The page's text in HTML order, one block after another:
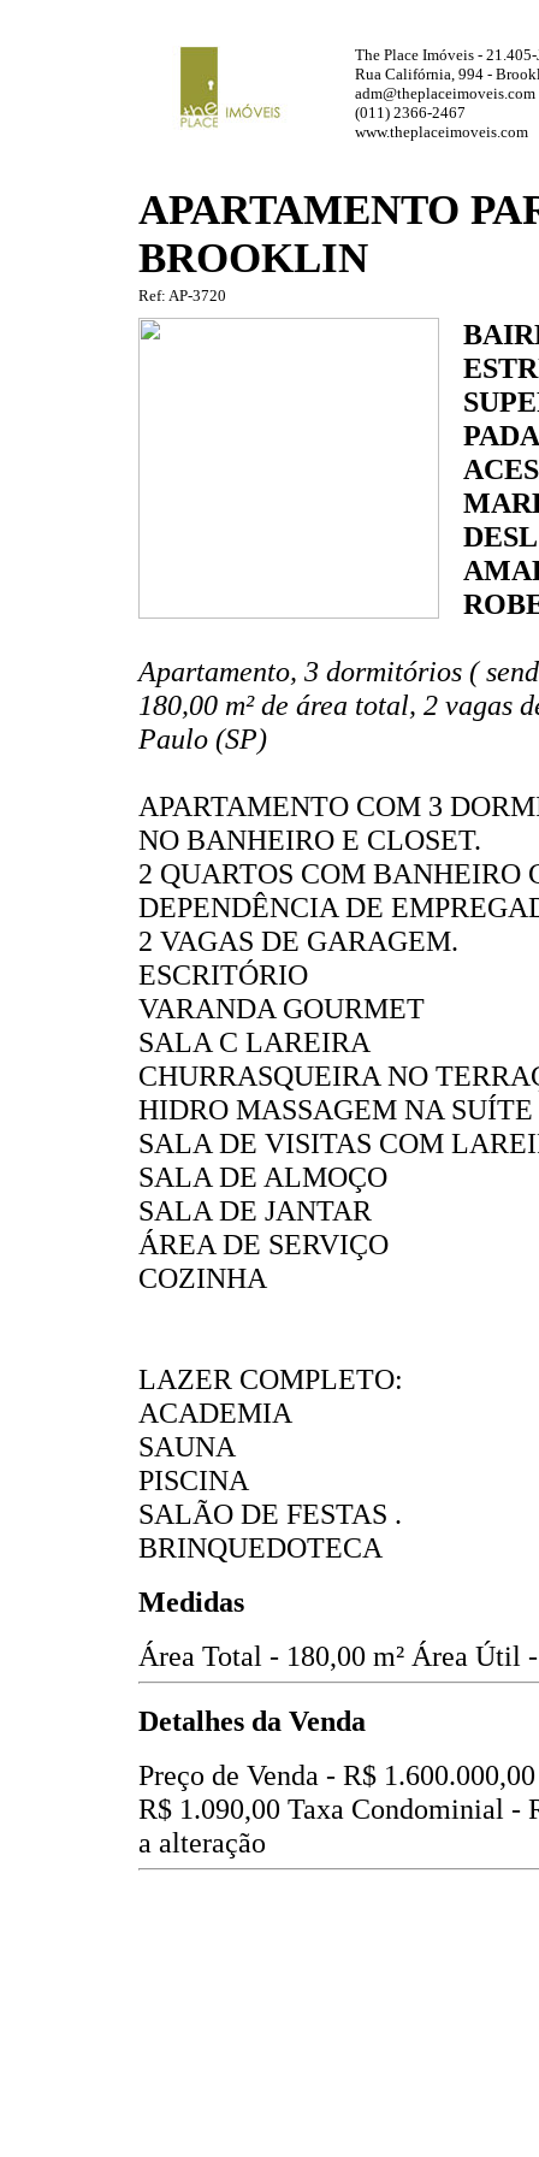
The Place Imóveis - 21.405-
Rua Califórnia, 994 -
adm@theplaceimoveis.com
(011) 2366-2467
www.theplaceimoveis.com
APARTAMENTO
BROOKLIN
Ref: AP-3720
Apartamento, 3 dormitórios (
180,00 m² de área total, 2 vagas
Paulo (SP)
APARTAMENTO COM 3
NO BANHEIRO E CLOSET.
2 QUARTOS COM BANHEIRO
DEPENDÊNCIA DE
2 VAGAS DE GARAGEM.
ESCRITÓRIO
VARANDA GOURMET
SALA C LAREIRA
CHURRASQUEIRA NO
HIDRO MASSAGEM NA
SALA DE VISITAS COM
SALA DE ALMOÇO
SALA DE JANTAR
ÁREA DE SERVIÇO
COZINHA
LAZER COMPLETO:
ACADEMIA
SAUNA
PISCINA
SALÃO DE FESTAS .
BRINQUEDOTECA
Medidas
Área Total - 180,00 m² Área Útil
Detalhes da Venda
Preço de Venda - R$ 1.600.000,00
R$ 1.090,00 Taxa Condominial -
a alteração